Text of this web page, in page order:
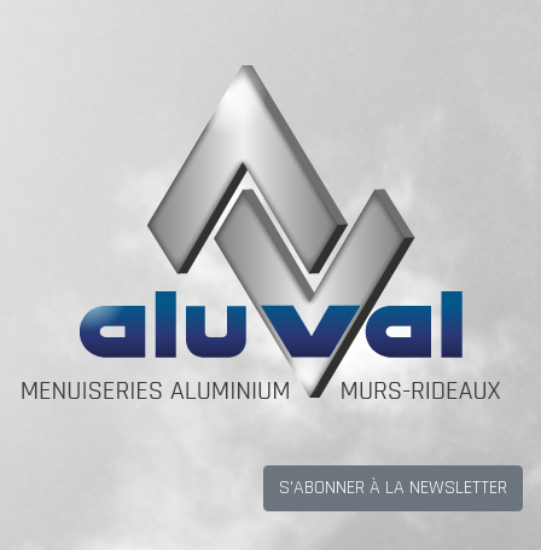
S'ABONNER À LA NEWSLETTER